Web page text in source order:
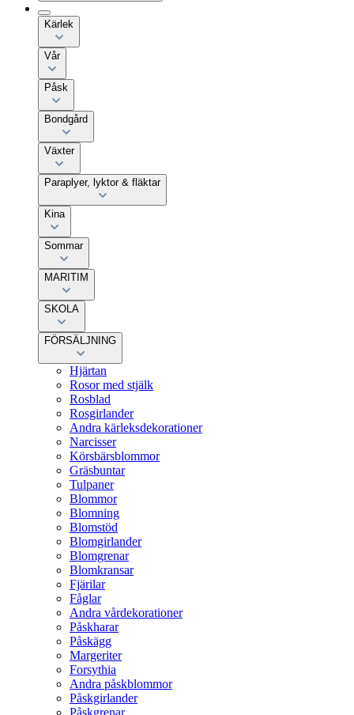
Kärlek
Vår
Påsk
Bondgård
Växter
Paraplyer, lyktor & fläktar
Kina
Sommar
MARITIM
SKOLA
FÖRSÄLJNING
Hjärtan
Rosor med stjälk
Rosblad
Rosgirlander
Andra kärleksdekorationer
Narcisser
Körsbärsblommor
Gräsbuntar
Tulpaner
Blommor
Blomning
Blomstöd
Blomgirlander
Blomgrenar
Blomkransar
Fjärilar
Fåglar
Andra vårdekorationer
Påskharar
Påskägg
Margeriter
Forsythia
Andra påskblommor
Påskgirlander
Påskgrenar